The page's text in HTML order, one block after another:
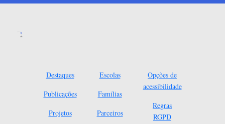
Destaques
Publicações
Projetos
Escolas
Famílias
Parceiros
Opções de
acessibilidade
Regras
RGPD